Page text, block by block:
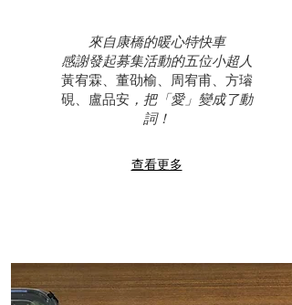
來自康橋的暖心特快車
感謝發起募集活動的五位小超人
黃宥霖、董劭榆、周宥甫、方璿
硯、盧品安 ，把「愛」變成了動
詞！
查看更多